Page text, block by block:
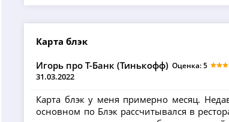
Карта блэк
Игорь про Т-Банк (Тинькофф)
31.03.2022
Оценка: 5
Карта блэк у меня примерно месяц.
основном по Блэк рассчитывался в